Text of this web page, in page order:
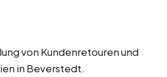
von Kundenretouren und
in Beverstedt.